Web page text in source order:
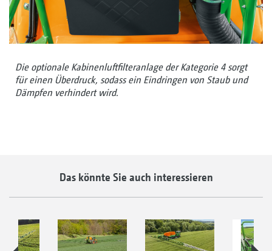
Die optionale Kabinenluftfilteranlage der Kategorie 4 sorgt
für einen Überdruck, sodass ein Eindringen von Staub und
Dämpfen verhindert wird.
Das könnte Sie auch interessieren